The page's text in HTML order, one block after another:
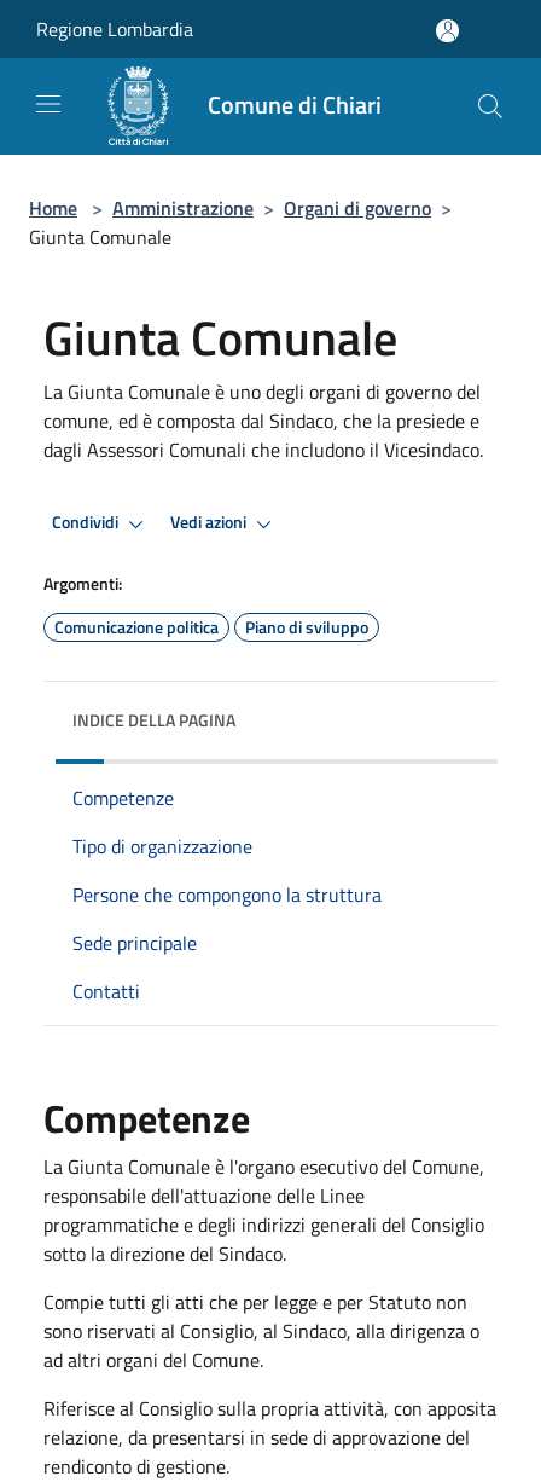
Regione Lombardia
Comune di Chiari
Home > Amministrazione > Organi di governo >
Giunta Comunale
Giunta Comunale
La Giunta Comunale è uno degli organi di governo del
comune, ed è composta dal Sindaco, che la presiede e
dagli Assessori Comunali che includono il Vicesindaco.
Condividi Vedi azioni
Argomenti:
Comunicazione politica
Piano di sviluppo
INDICE DELLA PAGINA
Competenze
Tipo di organizzazione
Persone che compongono la struttura
Sede principale
Contatti
Competenze
La Giunta Comunale è l'organo esecutivo del Comune,
responsabile dell'attuazione delle Linee
programmatiche e degli indirizzi generali del Consiglio
sotto la direzione del Sindaco.
Compie tutti gli atti che per legge e per Statuto non
sono riservati al Consiglio, al Sindaco, alla dirigenza o
ad altri organi del Comune.
Riferisce al Consiglio sulla propria attività, con apposita
relazione, da presentarsi in sede di approvazione del
rendiconto di gestione.